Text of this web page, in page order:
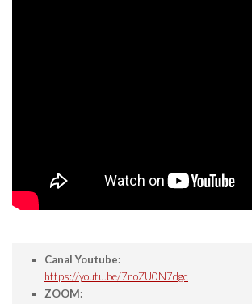
Canal Youtube:
https://youtu.be/7noZU0N7dgc
ZOOM: